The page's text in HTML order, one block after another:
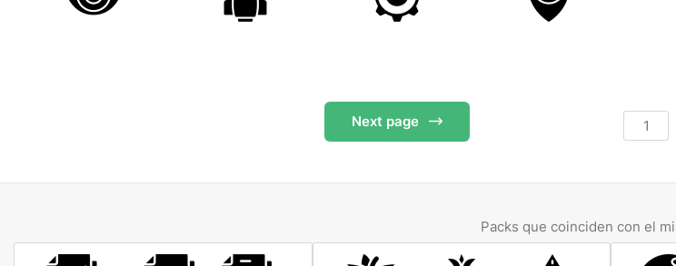
Next page
Packs que coinciden con el